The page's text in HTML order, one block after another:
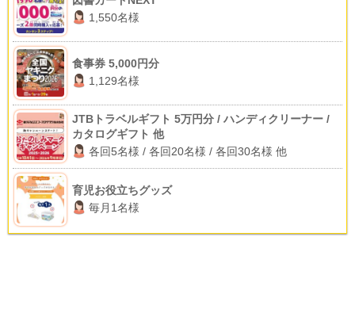
1,550名様
食事券 5,000円分
1,129名様
JTBトラベルギフト 5万円分 / ハンディクリーナー /
カタログギフト 他
各回5名様 / 各回20名様 / 各回30名様 他
育児お役立ちグッズ
毎月1名様